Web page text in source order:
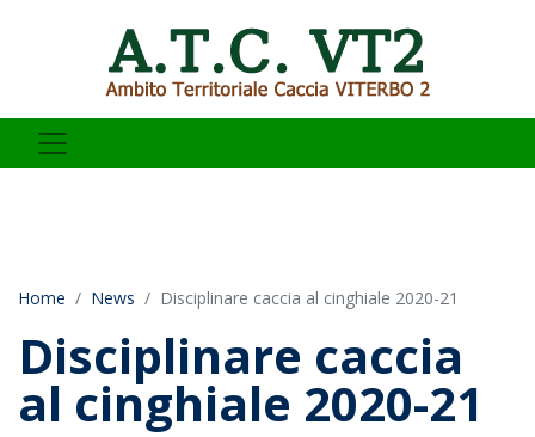
Home News Disciplinare caccia al cinghiale 2020-21
Disciplinare caccia
al cinghiale 2020-21